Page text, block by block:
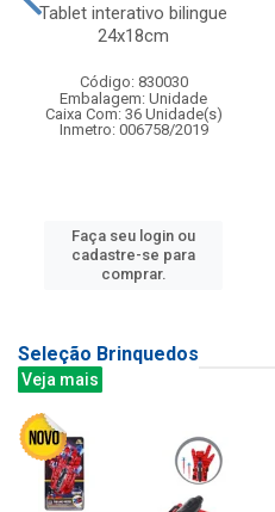
Tablet interativo bilingue
24x18cm
Código: 830030
Embalagem: Unidade
Caixa Com: 36 Unidade(s)
Inmetro: 006758/2019
Faça seu login ou
cadastre-se para
comprar.
Seleção Brinquedos
Veja mais